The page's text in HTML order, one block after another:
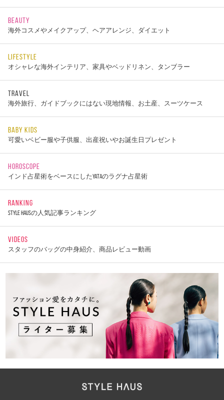
BEAUTY
海外コスメやメイクアップ、ヘアアレンジ、ダイエット
LIFESTYLE
オシャレな海外インテリア、家具やベッドリネン、タンブラー
TRAVEL
海外旅行、ガイドブックにはない現地情報、お土産、スーツケース
BABY KIDS
可愛いベビー服や子供服、出産祝いやお誕生日プレゼント
HOROSCOPE
インド占星術をベースにしたYATAのラグナ占星術
RANKING
STYLE HAUSの人気記事ランキング
VIDEOS
スタッフのバッグの中身紹介、商品レビュー動画